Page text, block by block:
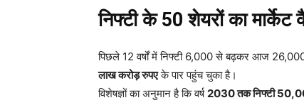
निफ्टी के 50 शेयरों का
पिछले 12 वर्षों में निफ्टी 6,000 से बढ़कर आज
लाख करोड़ रुपएके पार पहुंच चुका है।
विशेषज्ञों का अनुमान है कि वर्ष2030 तक निफ्टी